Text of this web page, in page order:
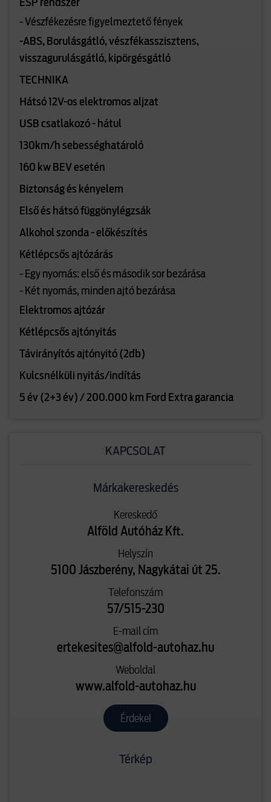
ESP rendszer
- Vészfékezésre figyelmeztető fények
-ABS, Borulásgátló, vészfékasszisztens,
visszagurulásgátló, kipörgésgátló
TECHNIKA
Hátsó 12V-os elektromos aljzat
USB csatlakozó - hátul
130km/h sebességhatároló
160 kw BEV esetén
Biztonság és kényelem
Első és hátsó függönylégzsák
Alkohol szonda - előkészítés
Kétlépcsős ajtózárás
- Egy nyomás: első és második sor bezárása
- Két nyomás, minden ajtó bezárása
Elektromos ajtózár
Kétlépcsős ajtónyitás
Távirányítós ajtónyitó (2db)
Kulcsnélküli nyitás/indítás
5 év (2+3 év) / 200.000 km Ford Extra garancia
KAPCSOLAT
Márkakereskedés
Kereskedő
Alföld Autóház Kft.
Helyszín
5100 Jászberény, Nagykátai út 25.
Telefonszám
57/515-230
E-mail cím
ertekesites@alfold-autohaz.hu
Weboldal
www.alfold-autohaz.hu
Érdekel
Térkép